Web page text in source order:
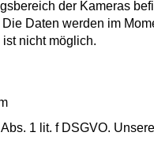
der Kameras
Daten werden im
nicht möglich.
1 lit. f DSGVO.